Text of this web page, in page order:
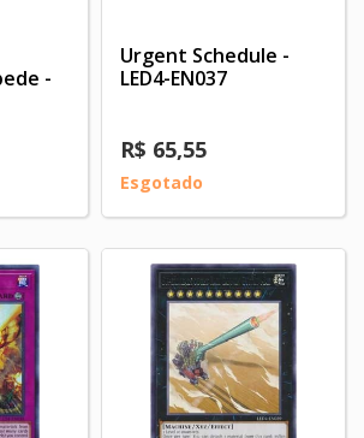
-
Urgent Schedule -
LED4-EN037
R$ 65,55
Esgotado